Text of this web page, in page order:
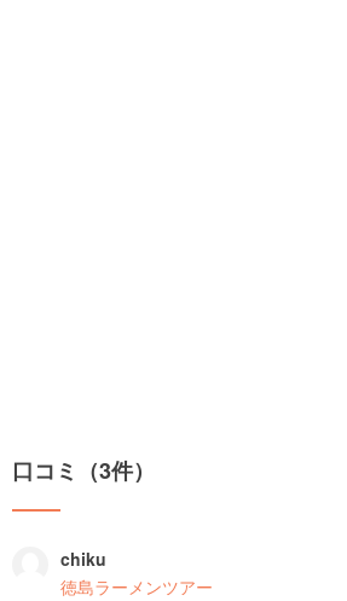
口コミ（3件）
chiku
徳島ラーメンツアー